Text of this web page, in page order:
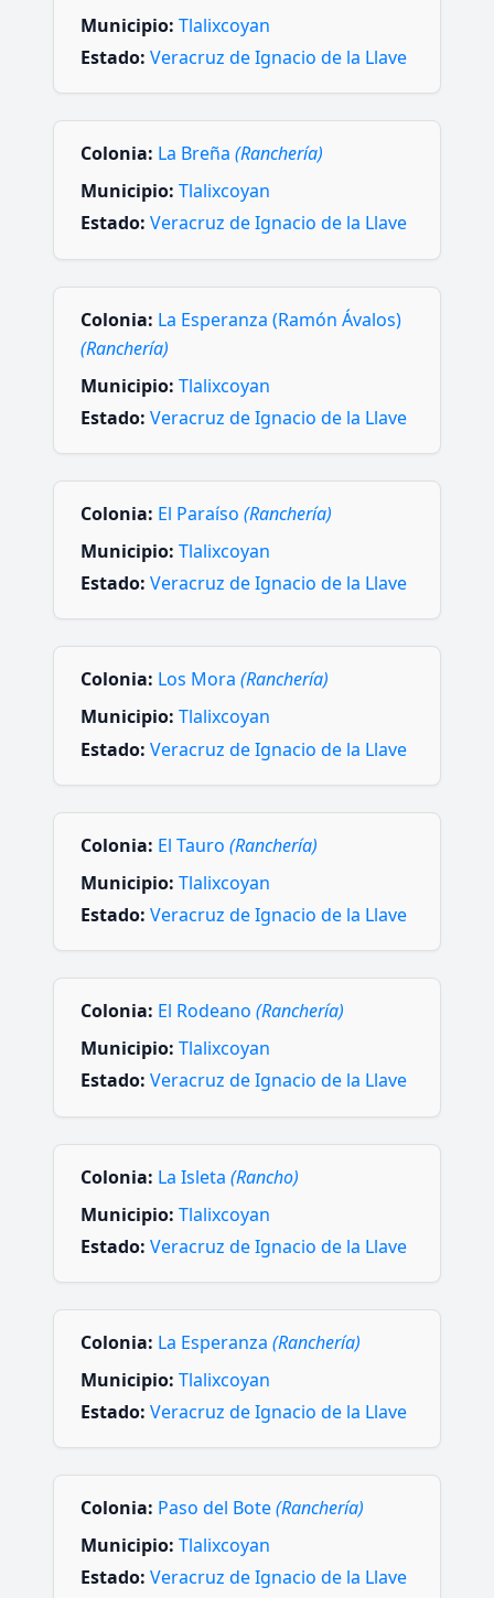
Municipio: Tlalixcoyan
Estado: Veracruz de Ignacio de la Llave
Colonia: La Breña (Ranchería)
Municipio: Tlalixcoyan
Estado: Veracruz de Ignacio de la Llave
Colonia: La Esperanza (Ramón Ávalos)
(Ranchería)
Municipio: Tlalixcoyan
Estado: Veracruz de Ignacio de la Llave
Colonia: El Paraíso (Ranchería)
Municipio: Tlalixcoyan
Estado: Veracruz de Ignacio de la Llave
Colonia: Los Mora (Ranchería)
Municipio: Tlalixcoyan
Estado: Veracruz de Ignacio de la Llave
Colonia: El Tauro (Ranchería)
Municipio: Tlalixcoyan
Estado: Veracruz de Ignacio de la Llave
Colonia: El Rodeano (Ranchería)
Municipio: Tlalixcoyan
Estado: Veracruz de Ignacio de la Llave
Colonia: La Isleta (Rancho)
Municipio: Tlalixcoyan
Estado: Veracruz de Ignacio de la Llave
Colonia: La Esperanza (Ranchería)
Municipio: Tlalixcoyan
Estado: Veracruz de Ignacio de la Llave
Colonia: Paso del Bote(Ranchería)
Municipio: Tlalixcoyan
Estado: Veracruz de Ignacio de la Llave